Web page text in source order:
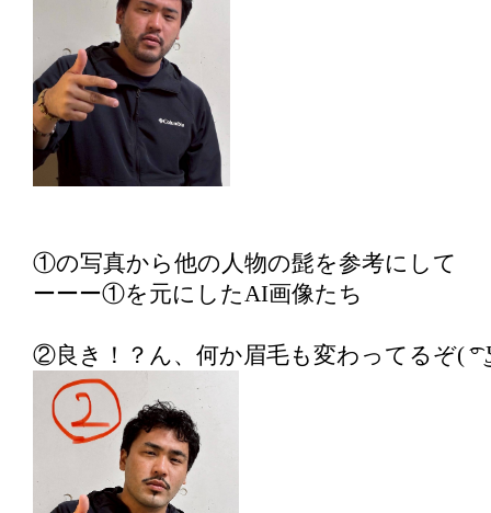
①の写真から他の人物の髭を参考にして
ーーー①を元にしたAI画像たち
②良き！？ん、何か眉毛も変わってるぞ( ͡°